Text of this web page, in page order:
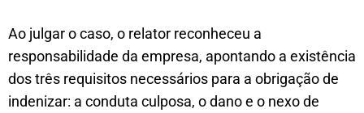
Ao julgar o caso, o relator reconheceu a
responsabilidade da empresa, apontando a existência
dos três requisitos necessários para a obrigação de
indenizar: a conduta culposa, o dano e o nexo de